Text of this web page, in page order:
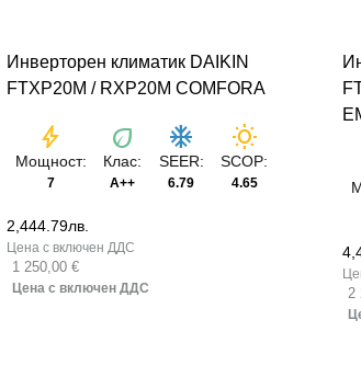
Инверторен климатик DAIKIN
FTXP20M / RXP20M COMFORA
bolt
Мощност:
7
eco
Клас:
A++
ac_unit
SEER:
6.79
wb_sunny
SCOP:
4.65
2,444.79лв.
1 250,00 €
2